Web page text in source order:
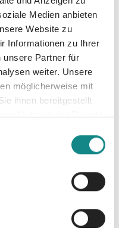
Medien anbieten
Website zu
Informationen zu Ihrer
unsere Partner für
weiter. Unsere
möglicherweise mit
ihnen bereitgestellt
Nutzung der Dienste
Seine Familie
zur Hölle zu
Licht in der
gerät
ich muss selbst
in seiner Welt